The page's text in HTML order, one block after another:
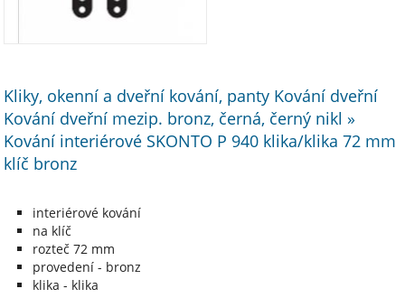
Kliky, okenní a dveřní kování, panty Kování dveřní
Kování dveřní mezip. bronz, černá, černý nikl »
Kování interiérové SKONTO P 940 klika/klika 72 mm
klíč bronz
interiérové kování
na klíč
rozteč 72 mm
provedení - bronz
klika - klika